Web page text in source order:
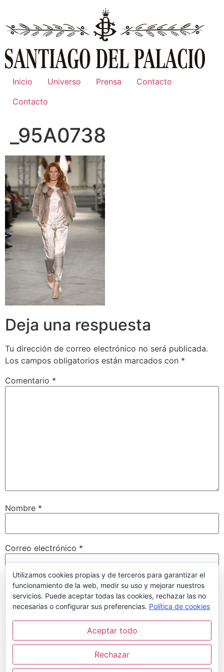
contenido
Inicio Universo Prensa
Contacto
Contacto
_95A0738
Deja una respuesta
Tu dirección de correo electrónico no será publicada.
Los campos obligatorios están marcados con *
Comentario *
Nombre *
Correo electrónico *
Web
Guarda mi nombre, correo electrónico y web en este
navegador para la próxima vez que comente.
Utilizamos cookies propias y de terceros para garantizar el
funcionamiento de la web, medir su uso y mejorar nuestros
servicios. Puede aceptar todas las cookies, rechazar las no
necesarias o configurar sus preferencias. Política de cookies
Aceptar todo
Rechazar